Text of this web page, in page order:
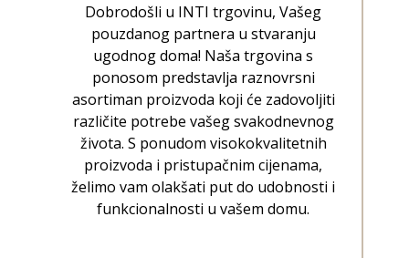
Dobrodošli u INTI trgovinu, Vašeg
pouzdanog partnera u stvaranju
ugodnog doma! Naša trgovina s
ponosom predstavlja raznovrsni
asortiman proizvoda koji će zadovoljiti
različite potrebe vašeg svakodnevnog
života. S ponudom visokokvalitetnih
proizvoda i pristupačnim cijenama,
želimo vam olakšati put do udobnosti i
funkcionalnosti u vašem domu.